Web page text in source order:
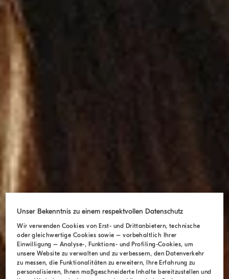
Unser Bekenntnis zu einem respektvollen Datenschutz
Wir verwenden Cookies von Erst- und Drittanbietern, technische
oder gleichwertige Cookies sowie – vorbehaltlich Ihrer
Einwilligung – Analyse-, Funktions- und Profiling-Cookies, um
unsere Website zu verwalten und zu verbessern, den Datenverkehr
zu messen, die Funktionalitäten zu erweitern, Ihre Erfahrung zu
personalisieren, Ihnen maßgeschneiderte Inhalte bereitzustellen und